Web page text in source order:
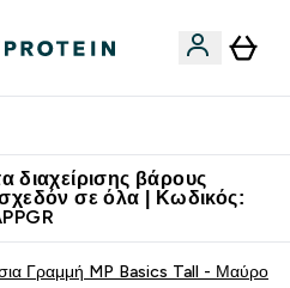
διαχείρισης βάρους
σε όλα | Κωδικός:
Γραμμή MP Basics Tall - Μαύρο